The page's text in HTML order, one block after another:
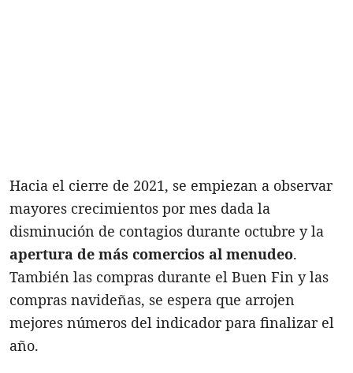
Hacia el cierre de 2021, se empiezan a observar
mayores crecimientos por mes dada la
disminución de contagios durante octubre y la
apertura de más comercios al menudeo.
También las compras durante el Buen Fin y las
compras navideñas, se espera que arrojen
mejores números del indicador para finalizar el
año.